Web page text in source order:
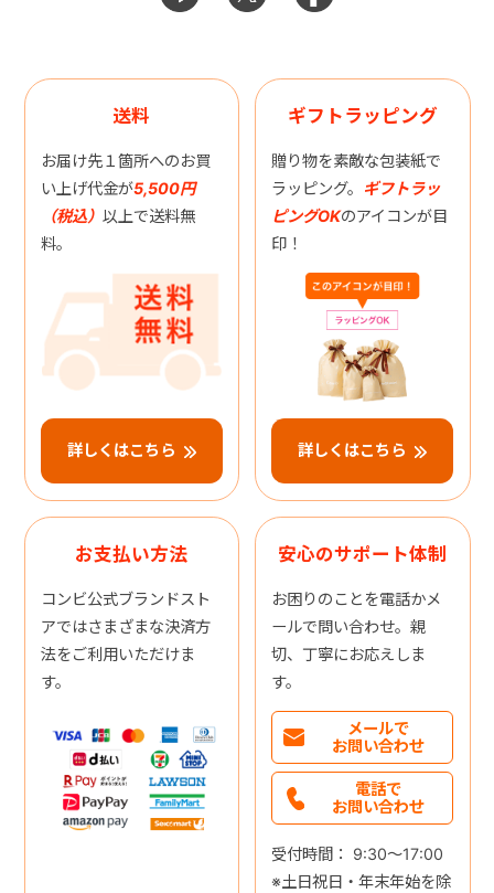
送料
お届け先１箇所へのお買
い上げ代金が5,500円
（税込） 以上で送料無
料。
詳しくはこちら
ギフトラッピング
贈り物を素敵な包装紙で
ラッピング。 ギフトラッ
ピングOKのアイコンが目
印！
詳しくはこちら
お支払い方法
コンビ公式ブランドスト
アではさまざまな決済方
法をご利用いただけま
す。
安心のサポート体制
お困りのことを電話かメ
ールで問い合わせ。親
切、丁寧にお応えしま
す。
メールで
お問い合わせ
電話で
お問い合わせ
受付時間： 9:30～17:00
※土日祝日・年末年始を除